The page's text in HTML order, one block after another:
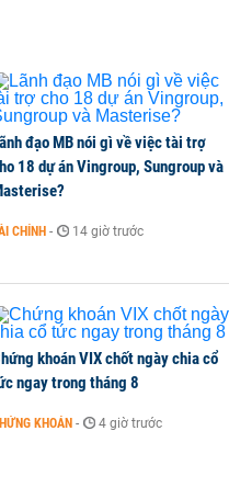
BHXH bắt buộc
đạo MB nói gì về việc tài trợ
18 dự án Vingroup, Sungroup và
CHÍNH - 14 giờ trước
khoán VIX chốt ngày chia cổ
ngay trong tháng 8
KHOÁN - 4 giờ trước